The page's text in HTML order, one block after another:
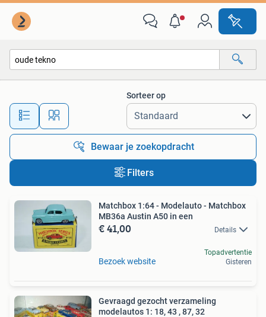
Alle afstanden…
Sorteer op
Bewaar je zoekopdracht
Filters
Matchbox 1:64 - Modelauto - Matchbox
MB36a Austin A50 in een
€ 41,00 Details
Bezoek website
Topadvertentie
Gisteren
Gevraagd gezocht verzameling
modelautos 1: 18, 43 , 87, 32